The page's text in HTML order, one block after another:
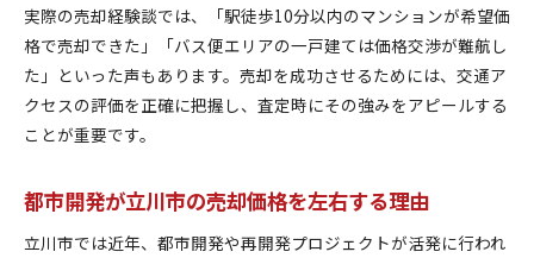
実際の売却経験談では、「駅徒歩10分以内のマンションが希望価
格で売却できた」「バス便エリアの一戸建ては価格交渉が難航し
た」といった声もあります。売却を成功させるためには、交通ア
クセスの評価を正確に把握し、査定時にその強みをアピールする
ことが重要です。
都市開発が立川市の売却価格を左右する理由
立川市では近年、都市開発や再開発プロジェクトが活発に行われ